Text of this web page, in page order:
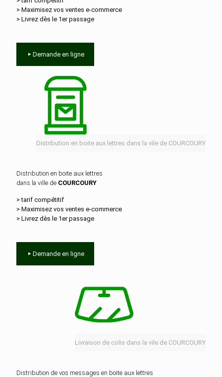
> Maximisez vos ventes e‑commerce
> Livrez dès le 1er passage
Demande en ligne
Distribution en boite aux lettres dans la vile de COURCOURY
Distribution en boite aux lettres
dans la ville de COURCOURY
> tarif compétitif
> Maximisez vos ventes e‑commerce
> Livrez dès le 1er passage
Demande en ligne
Livraison de colis dans la vile de COURCOURY
Distribution de vos messages en boite aux lettres